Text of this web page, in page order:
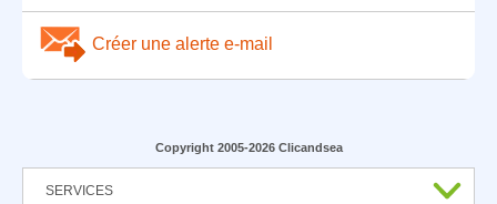
Créer une alerte e-mail
Copyright 2005-2026 Clicandsea
SERVICES